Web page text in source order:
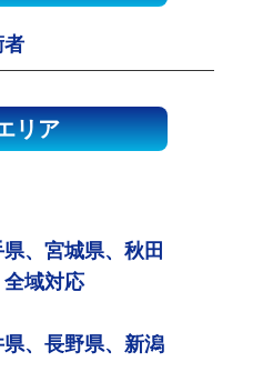
者
リア
、宮城県、秋田
域対応
、長野県、新潟